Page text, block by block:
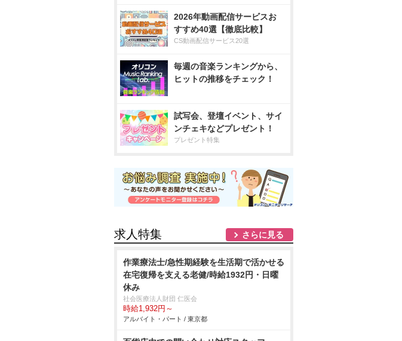
2026年動画配信サービスお
すすめ40選【徹底比較】
CS動画配信サービス20選
毎週の音楽ランキングから、
ヒットの推移をチェック！
試写会、登壇イベント、サイ
ンチェキなどプレゼント！
プレゼント特集
求人特集 さらに見る
作業療法士/急性期経験を生活期で活かせる
在宅復帰を支える老健/時給1932円・日曜
休み
社会医療法人財団 仁医会
時給1,932円～
アルバイト・パート / 東京都